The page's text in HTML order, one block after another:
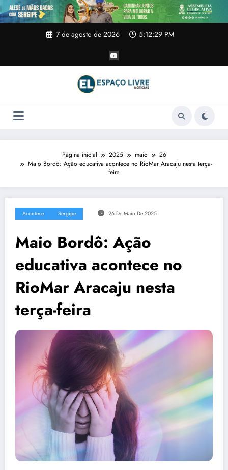
Pular
para
o
7 de agosto de 2026 5:12:30 PM
Página inicial 2025 maio
26
Maio Bordô: Ação educativa acontece no RioMar Aracaju nesta terça-
feira
Acontece Sergipe 26 De Maio De 2025
Maio Bordô: Ação
educativa acontece no
RioMar Aracaju nesta
terça-feira